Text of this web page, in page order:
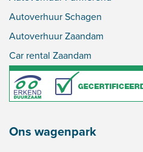
Autoverhuur Schagen
Autoverhuur Zaandam
Car rental Zaandam
Ons wagenpark